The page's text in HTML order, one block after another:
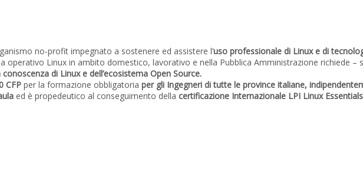
no-profit impegnato a sostenere ed assistere l’uso professionale di Linuxe di
operativo Linux in ambito domestico, lavorativo e nella Pubblica Amministrazione richiede –
conoscenza di Linuxe dell’ecosistema Open Source.
CFP per la formazione obbligatoria per gli Ingegneri di tutte le province italiane,
ed è propedeutico al conseguimento della certificazione Internazionale LPI Linux